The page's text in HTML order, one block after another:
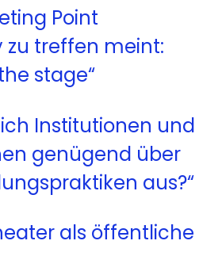
Point
treffen meint:
stage“
Institutionen und
genügend über
aus?“
als öffentliche